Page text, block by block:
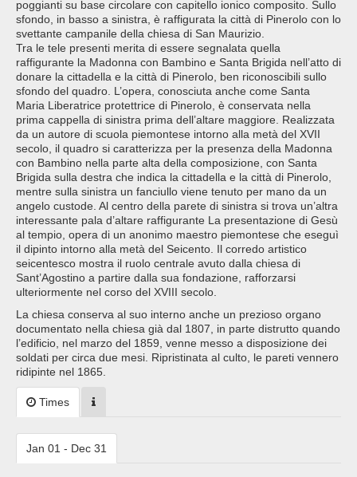
poggianti su base circolare con capitello ionico composito. Sullo
sfondo, in basso a sinistra, è raffigurata la città di Pinerolo con lo
svettante campanile della chiesa di San Maurizio.
Tra le tele presenti merita di essere segnalata quella
raffigurante la Madonna con Bambino e Santa Brigida nell’atto di
donare la cittadella e la città di Pinerolo, ben riconoscibili sullo
sfondo del quadro. L’opera, conosciuta anche come Santa
Maria Liberatrice protettrice di Pinerolo, è conservata nella
prima cappella di sinistra prima dell’altare maggiore. Realizzata
da un autore di scuola piemontese intorno alla metà del XVII
secolo, il quadro si caratterizza per la presenza della Madonna
con Bambino nella parte alta della composizione, con Santa
Brigida sulla destra che indica la cittadella e la città di Pinerolo,
mentre sulla sinistra un fanciullo viene tenuto per mano da un
angelo custode. Al centro della parete di sinistra si trova un’altra
interessante pala d’altare raffigurante La presentazione di Gesù
al tempio, opera di un anonimo maestro piemontese che eseguì
il dipinto intorno alla metà del Seicento. Il corredo artistico
seicentesco mostra il ruolo centrale avuto dalla chiesa di
Sant’Agostino a partire dalla sua fondazione, rafforzarsi
ulteriormente nel corso del XVIII secolo.
La chiesa conserva al suo interno anche un prezioso organo
documentato nella chiesa già dal 1807, in parte distrutto quando
l’edificio, nel marzo del 1859, venne messo a disposizione dei
soldati per circa due mesi. Ripristinata al culto, le pareti vennero
ridipinte nel 1865.
Times
Jan 01 - Dec 31